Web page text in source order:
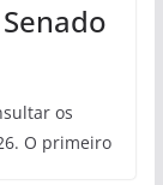
os
O primeiro